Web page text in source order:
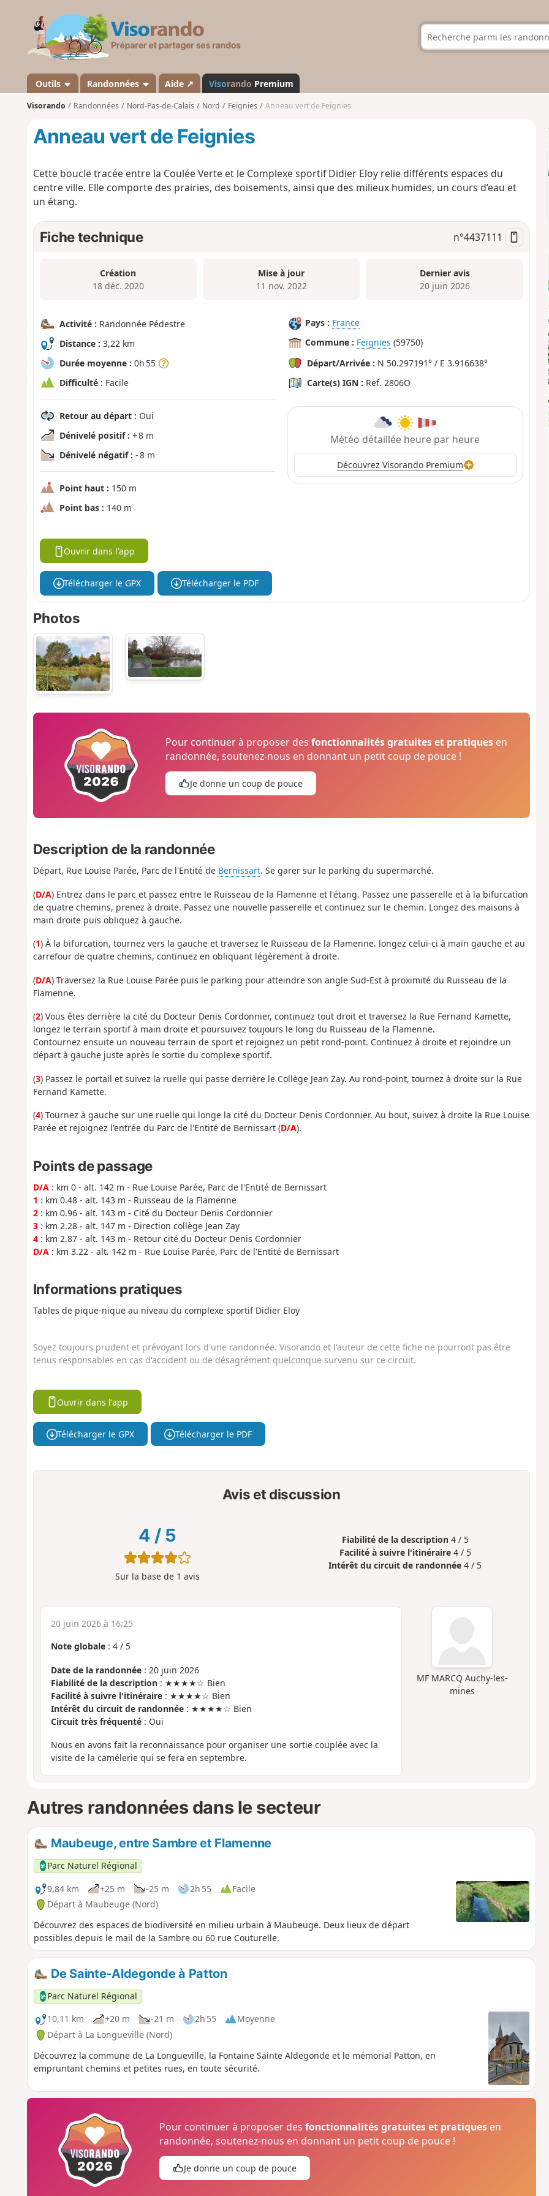
s
a
n
d
Outils Randonnées Aide ↗ Visorando Premium
Visorando Randonnées Nord-Pas-de-Calais Nord Feignies Anneau vert de Feignies
Anneau vert de Feignies
Cette boucle tracée entre la Coulée Verte et le Complexe sportif Didier Eloy relie différents espaces du
centre ville. Elle comporte des prairies, des boisements, ainsi que des milieux humides, un cours d’eau et
un étang.
Fiche technique n°4437111
Création
18 déc. 2020
Mise à jour
11 nov. 2022
Dernier avis
20 juin 2026
Activité : Randonnée Pédestre
Distance : 3,22 km
Durée moyenne : 0h 55
Difficulté : Facile
Retour au départ : Oui
Dénivelé positif : + 8 m
Dénivelé négatif : - 8 m
Point haut : 150 m
Point bas : 140 m
Pays : France
Commune : Feignies (59750)
Départ/Arrivée : N 50.297191° / E 3.916638°
Carte(s) IGN : Ref. 2806O
Météo détaillée heure par heure
Découvrez Visorando Premium
Ouvrir dans l'app
Télécharger le GPX Télécharger le PDF
Photos
Pour continuer à proposer desfonctionnalités gratuites et pratiques en
randonnée, soutenez-nous en donnant un petit coup de pouce !
Je donne un coup de pouce
Description de la randonnée
Départ, Rue Louise Parée, Parc de l'Entité de Bernissart. Se garer sur le parking du supermarché.
(D/A) Entrez dans le parc et passez entre le Ruisseau de la Flamenne et l'étang. Passez une passerelle et à la bifurcation
de quatre chemins, prenez à droite. Passez une nouvelle passerelle et continuez sur le chemin. Longez des maisons à
main droite puis obliquez à gauche.
(1) À la bifurcation, tournez vers la gauche et traversez le Ruisseau de la Flamenne. longez celui-ci à main gauche et au
carrefour de quatre chemins, continuez en obliquant légèrement à droite.
(D/A) Traversez la Rue Louise Parée puis le parking pour atteindre son angle Sud-Est à proximité du Ruisseau de la
Flamenne.
(2) Vous êtes derrière la cité du Docteur Denis Cordonnier, continuez tout droit et traversez la Rue Fernand Kamette,
longez le terrain sportif à main droite et poursuivez toujours le long du Ruisseau de la Flamenne.
Contournez ensuite un nouveau terrain de sport et rejoignez un petit rond-point. Continuez à droite et rejoindre un
départ à gauche juste après le sortie du complexe sportif.
(3) Passez le portail et suivez la ruelle qui passe derrière le Collège Jean Zay. Au rond-point, tournez à droite sur la Rue
Fernand Kamette.
(4) Tournez à gauche sur une ruelle qui longe la cité du Docteur Denis Cordonnier. Au bout, suivez à droite la Rue Louise
Parée et rejoignez l'entrée du Parc de l'Entité de Bernissart (D/A).
Points de passage
D/A: km 0 - alt. 142 m - Rue Louise Parée, Parc de l'Entité de Bernissart
1 : km 0.48 - alt. 143 m - Ruisseau de la Flamenne
2: km 0.96 - alt. 143 m - Cité du Docteur Denis Cordonnier
3: km 2.28 - alt. 147 m - Direction collège Jean Zay
4: km 2.87 - alt. 143 m - Retour cité du Docteur Denis Cordonnier
D/A: km 3.22 - alt. 142 m - Rue Louise Parée, Parc de l'Entité de Bernissart
Informations pratiques
Tables de pique-nique au niveau du complexe sportif Didier Eloy
Soyez toujours prudent et prévoyant lors d'une randonnée. Visorando et l'auteur de cette fiche ne pourront pas être
tenus responsables en cas d'accident ou de désagrément quelconque survenu sur ce circuit.
Ouvrir dans l'app
Télécharger le GPX Télécharger le PDF
Avis et discussion
4 / 5
Sur la base de 1 avis
Fiabilité de la description 4 / 5
Facilité à suivre l'itinéraire 4 / 5
Intérêt du circuit de randonnée 4 / 5
MF MARCQ Auchy-les-
mines
20 juin 2026 à 16:25
Note globale: 4/ 5
Date de la randonnée: 20 juin 2026
Fiabilité de la description: ★★★★☆ Bien
Facilité à suivre l'itinéraire: ★★★★☆ Bien
Intérêt du circuit de randonnée: ★★★★☆ Bien
Circuit très fréquenté: Oui
Nous en avons fait la reconnaissance pour organiser une sortie couplée avec la
visite de la camélerie qui se fera en septembre.
Autres randonnées dans le secteur
Maubeuge, entre Sambre et Flamenne
Parc Naturel Régional
9,84 km
+25 m -25 m 2h 55
Facile
Départ à Maubeuge (Nord)
Découvrez des espaces de biodiversité en milieu urbain à Maubeuge. Deux lieux de départ
possibles depuis le mail de la Sambre ou 60 rue Couturelle.
De Sainte-Aldegonde à Patton
Parc Naturel Régional
10,11 km
+20 m -21 m 2h 55
Moyenne
Départ à La Longueville (Nord)
Découvrez la commune de La Longueville, la Fontaine Sainte Aldegonde et le mémorial Patton, en
empruntant chemins et petites rues, en toute sécurité.
Pour continuer à proposer desfonctionnalités gratuites et pratiques en
randonnée, soutenez-nous en donnant un petit coup de pouce !
Je donne un coup de pouce